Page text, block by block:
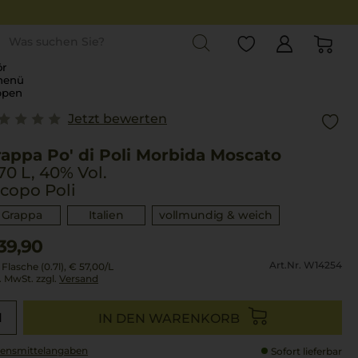
Jetzt bewerten
Po' di Poli Morbida Moscato
L, 40% Vol.
Poli
Grappa Italien vollmundig & weich
(0.7l), € 57,00/L
MwSt. zzgl. Versand
Art.Nr. W14254
IN DEN WARENKORB
Sofort lieferbar